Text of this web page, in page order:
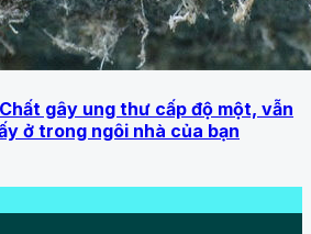
gây ung thư cấp độ một, vẫn
ở trong ngôi nhà của bạn